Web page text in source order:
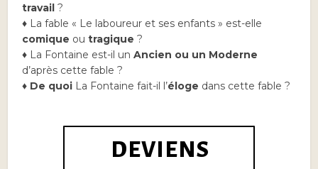
travail?
♦ La fable « Le laboureur et ses enfants » est-elle
comique outragique ?
♦ La Fontaine est-il unAncien ou un Moderne
d’après cette fable ?
♦ De quoi La Fontaine fait-il l’éloge dans cette fable ?
DEVIENS